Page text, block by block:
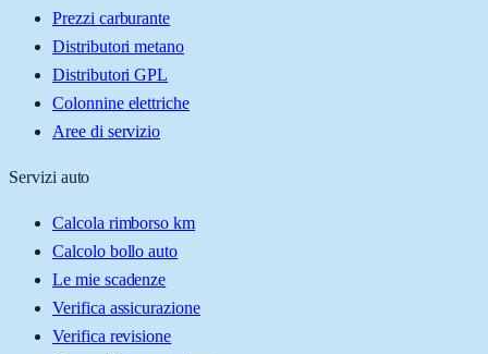
Prezzi carburante
Distributori metano
Distributori GPL
Colonnine elettriche
Aree di servizio
Servizi auto
Calcola rimborso km
Calcolo bollo auto
Le mie scadenze
Verifica assicurazione
Verifica revisione